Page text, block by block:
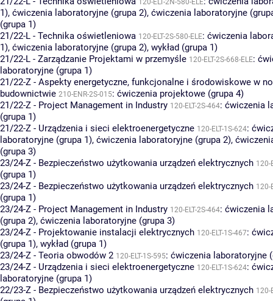
120-ELT-2N-580-ELE
1), ćwiczenia laboratoryjne (grupa 2), ćwiczenia laboratoryjne
(grupa 1)
21/22-L - Technika oświetleniowa 120-ELT-2S-580-ELE: ćwiczenia
1), ćwiczenia laboratoryjne (grupa 2), wykład (grupa 1)
21/22-L - Zarządzanie Projektami w przemyśle 120-ELT-2S-668-ELE:
laboratoryjne (grupa 1)
21/22-Z - Aspekty energetyczne, funkcjonalne i środowiskowe w
budownictwie 210-ENR-2S-015: ćwiczenia projektowe (grupa 4)
21/22-Z - Project Management in Industry 120-ELT-2S-464: ćwiczenia
(grupa 1)
21/22-Z - Urządzenia i sieci elektroenergetyczne 120-ELT-1S-624:
laboratoryjne (grupa 1), ćwiczenia laboratoryjne (grupa 2),
(grupa 3)
23/24-Z - Bezpieczeństwo użytkowania urządzeń elektrycznych 120-
(grupa 1)
23/24-Z - Bezpieczeństwo użytkowania urządzeń elektrycznych 120-
(grupa 1)
23/24-Z - Project Management in Industry 120-ELT-2S-464: ćwiczenia
(grupa 2), ćwiczenia laboratoryjne (grupa 3)
23/24-Z - Projektowanie instalacji elektrycznych 120-ELT-1S-467:
(grupa 1), wykład (grupa 1)
23/24-Z - Teoria obwodów 2 120-ELT-1S-595: ćwiczenia laboratoryjne
23/24-Z - Urządzenia i sieci elektroenergetyczne 120-ELT-1S-624:
laboratoryjne (grupa 1)
22/23-Z - Bezpieczeństwo użytkowania urządzeń elektrycznych 120-